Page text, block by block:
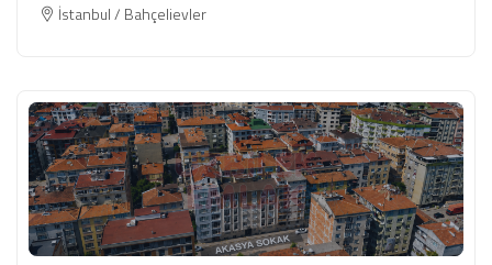
İstanbul / Bahçelievler